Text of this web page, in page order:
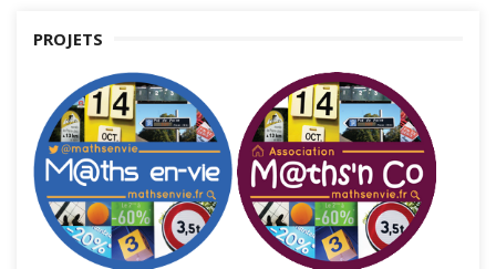
PROJETS